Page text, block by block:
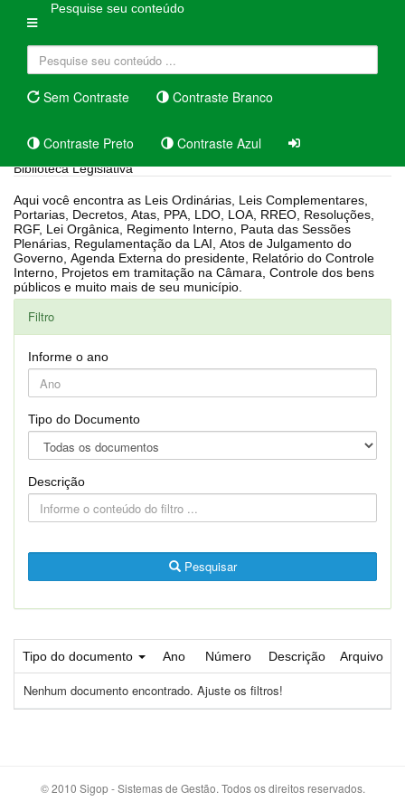
Pesquise seu conteúdo
Sem Contraste Contraste Branco
Contraste Preto Contraste Azul
Biblioteca Legislativa
Aqui você encontra as Leis Ordinárias, Leis Complementares,
Portarias, Decretos, Atas, PPA, LDO, LOA, RREO, Resoluções,
RGF, Lei Orgânica, Regimento Interno, Pauta das Sessões
Plenárias, Regulamentação da LAI, Atos de Julgamento do
Governo, Agenda Externa do presidente, Relatório do Controle
Interno, Projetos em tramitação na Câmara, Controle dos bens
públicos e muito mais de seu município.
Filtro
Informe o ano
Tipo do Documento
Descrição
Pesquisar
Tipo do documento Ano Número Descrição Arquivo
Nenhum documento encontrado. Ajuste os filtros!
© 2010 Sigop - Sistemas de Gestão. Todos os direitos reservados.